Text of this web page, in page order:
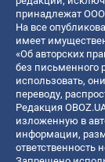
принадлежат ООО
На все
имеет
«Об авторских
без письменного
использовать,
переводу,
Редакция
изложенную в
информации,
ответственность